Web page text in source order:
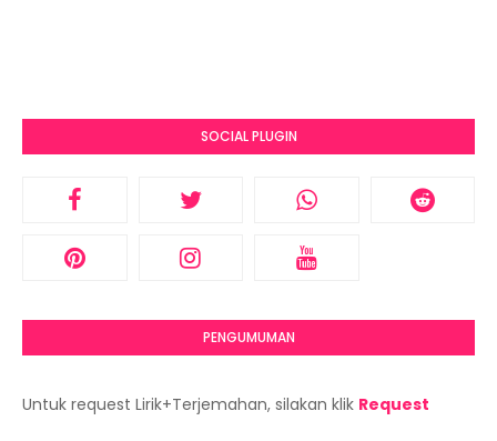
SOCIAL PLUGIN
PENGUMUMAN
Untuk request Lirik+Terjemahan, silakan klik Request